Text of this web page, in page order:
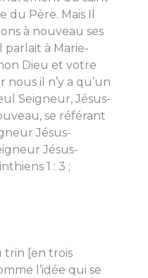
du Père. Mais Il
à nouveau ses
parlait à Marie-
Dieu et votre
nous il n’y a qu’un
Seigneur, Jésus-
se référant
Jésus-
Jésus-
1 : 3 ;
trin [en trois
l’idée qui se